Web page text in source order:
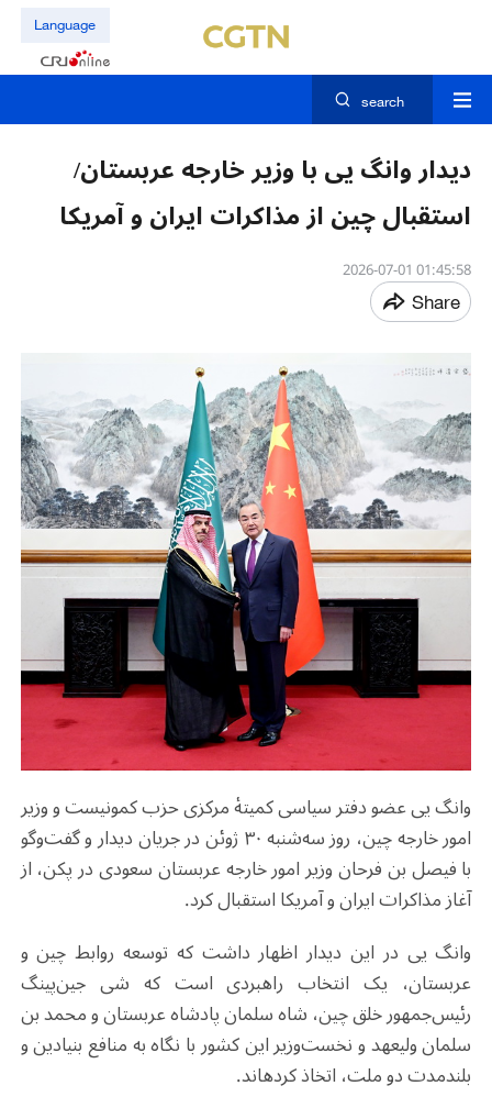
Language
search
دیدار وانگ یی با وزیر خارجه عربستان/
استقبال چین از مذاکرات ایران و آمریکا
01:45:58 2026-07-01
Share
وانگ یی عضو دفتر سیاسی کمیتۀ مرکزی حزب کمونیست و وزیر
امور خارجه چین، روز سه‌شنبه ۳۰ ژوئن در جریان دیدار و گفت‌وگو
با فیصل بن فرحان وزیر امور خارجه عربستان سعودی در پکن، از
آغاز مذاکرات ایران و آمریکا استقبال کرد.
وانگ یی در این دیدار اظهار داشت که توسعه روابط چین و
عربستان، یک انتخاب راهبردی است که شی جین‌پینگ
رئیس‌جمهور خلق چین، شاه سلمان پادشاه عربستان و محمد بن
سلمان ولیعهد و نخست‌وزیر این کشور با نگاه به منافع بنیادین و
بلندمدت دو ملت، اتخاذ کردهاند.